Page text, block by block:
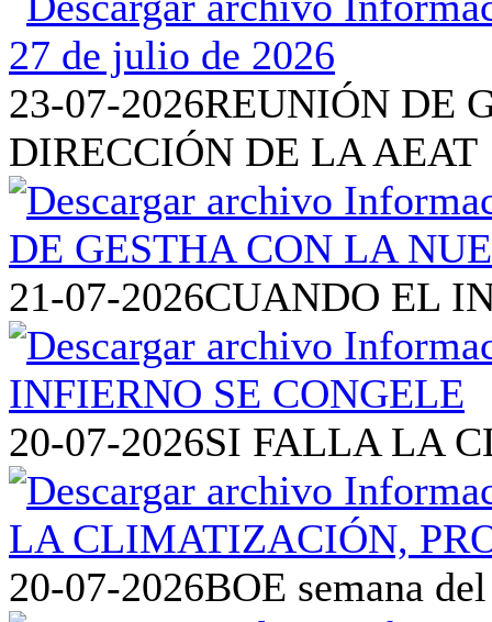
23-07-2026REUNIÓN DE
DIRECCIÓN DE LA AEAT
21-07-2026CUANDO EL
20-07-2026SI FALLA LA
20-07-2026BOE semana